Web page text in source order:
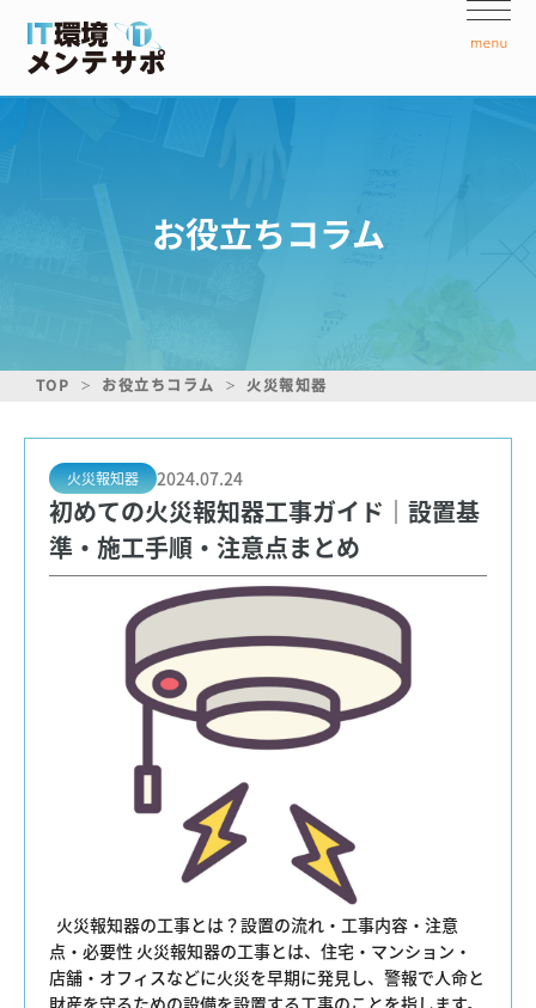
お役立ちコラム
TOP お役立ちコラム 火災報知器
火災報知器 2024.07.24
初めての火災報知器工事ガイド｜設置基
準・施工手順・注意点まとめ
火災報知器の工事とは？設置の流れ・工事内容・注意
点・必要性 火災報知器の工事とは、住宅・マンション・
店舗・オフィスなどに火災を早期に発見し、警報で人命と
財産を守るための設備を設置する工事のことを指します。